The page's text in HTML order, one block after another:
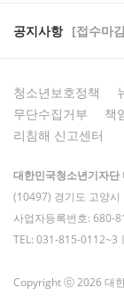
공지사항 [접수마
청소년보호정책
무단수집거부
책
리침해 신고센터
대한민국청소년기자단
(10497) 경기도 고양
사업자등록번호: 680-
TEL: 031-815-
Copyright ⓒ 2026 대